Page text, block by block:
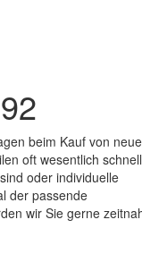
beim Kauf von
oft wesentlich
oder individuelle
der passende
wir Sie gerne